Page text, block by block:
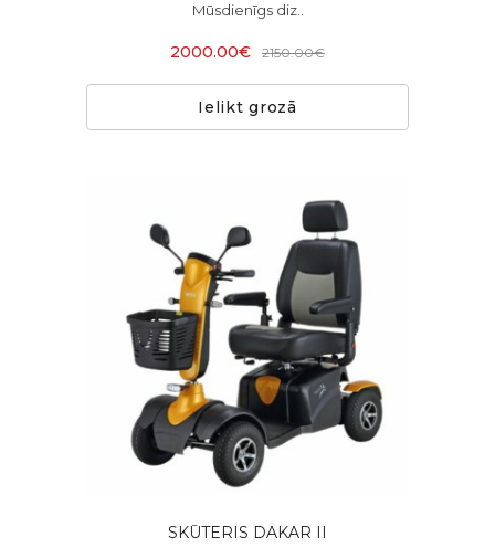
Mūsdienīgs diz..
2000.00€ 2150.00€
Ielikt grozā
SKŪTERIS DAKAR II